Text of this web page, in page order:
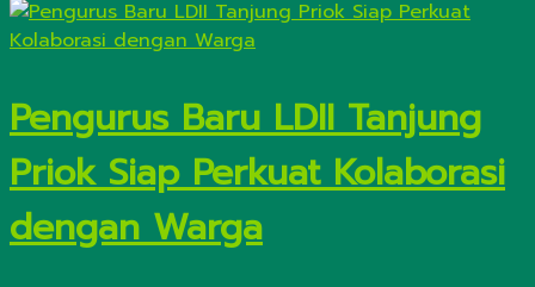
Pengurus Baru LDII Tanjung
Priok Siap Perkuat Kolaborasi
dengan Warga